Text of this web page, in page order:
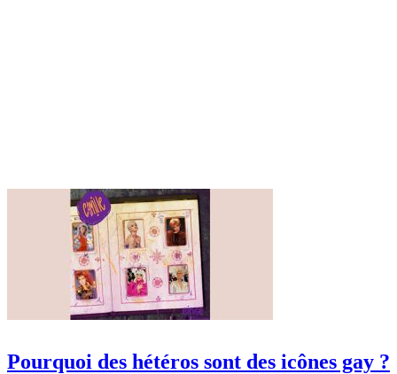
Pourquoi des hétéros sont des icônes gay ?